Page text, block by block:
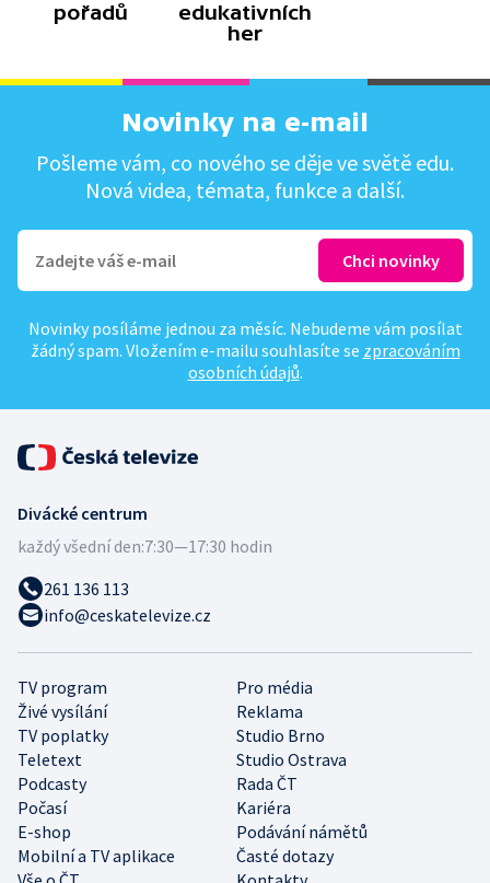
pořadů
edukativních
her
Novinky na e-mail
Pošleme vám, co nového se děje ve světě edu.
Nová videa, témata, funkce a další.
Novinky posíláme jednou za měsíc. Nebudeme vám posílat
žádný spam. Vložením e-mailu souhlasíte se zpracováním
osobních údajů.